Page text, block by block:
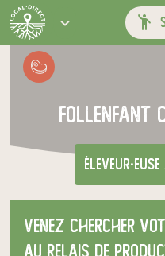
Follenfant
éleveur·euse
Venez chercher
au relais de